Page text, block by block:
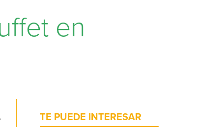
en
TE PUEDE INTERESAR